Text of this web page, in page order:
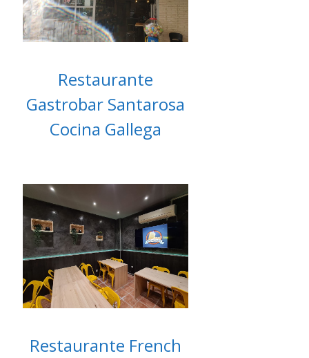
Restaurante
Gastrobar Santarosa
Cocina Gallega
Restaurante French